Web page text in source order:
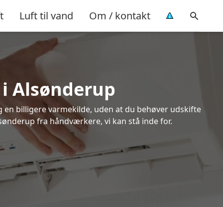
Luft til vand Om / kontakt
Alsønderup
billigere varmekilde, uden at du behøver udskifte
fra håndværkere, vi kan stå inde for.